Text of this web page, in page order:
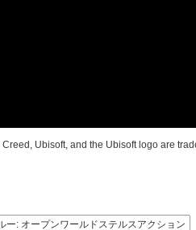
Ubisoft, and the Ubisoft logo are
ー: オープンワールドステルスアクション